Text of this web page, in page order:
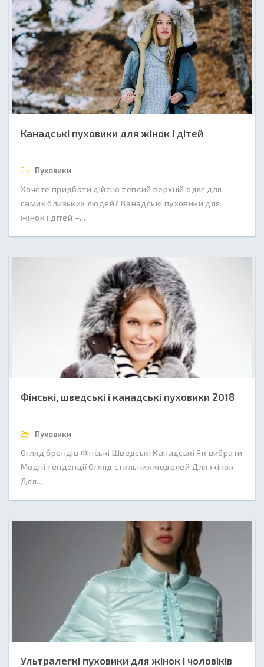
Канадські пуховики для жінок і дітей
Пуховики
Хочете придбати дійсно теплий верхній одяг для
самих близьких людей? Канадські пуховики для
жінок і дітей –...
Фінські, шведські і канадські пуховики 2018
Пуховики
Огляд брендів Фінські Шведські Канадські Як вибрати
Модні тенденції Огляд стильних моделей Для жінок
Для...
Ультралегкі пуховики для жінок і чоловіків